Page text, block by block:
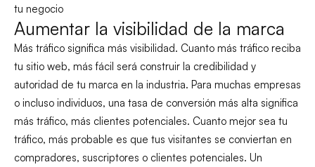
tu negocio
Aumentar la visibilidad de la marca
Más tráfico significa más visibilidad. Cuanto más tráfico reciba
tu sitio web, más fácil será construir la credibilidad y
autoridad de tu marca en la industria. Para muchas empresas
o incluso individuos, una tasa de conversión más alta significa
más tráfico, más clientes potenciales. Cuanto mejor sea tu
tráfico, más probable es que tus visitantes se conviertan en
compradores, suscriptores o clientes potenciales. Un